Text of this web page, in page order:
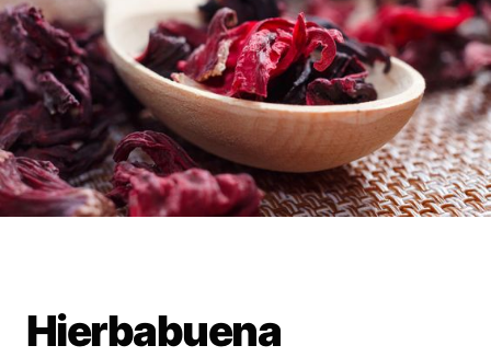
Hierbabuena